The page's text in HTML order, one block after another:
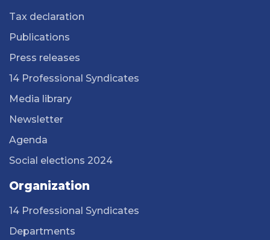
Tax declaration
Publications
Press releases
14 Professional Syndicates
Media library
Newsletter
Agenda
Social elections 2024
Organization
14 Professional Syndicates
Departments